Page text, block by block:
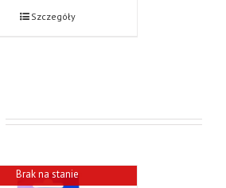
Szczegóły
Brak na stanie